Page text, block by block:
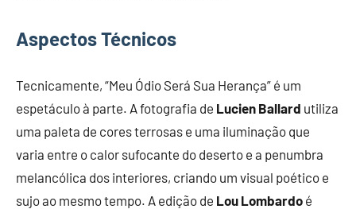
Aspectos Técnicos
Tecnicamente, “Meu Ódio Será Sua Herança” é um
espetáculo à parte. A fotografia de Lucien Ballard utiliza
uma paleta de cores terrosas e uma iluminação que
varia entre o calor sufocante do deserto e a penumbra
melancólica dos interiores, criando um visual poético e
sujo ao mesmo tempo. A edição de Lou Lombardo é